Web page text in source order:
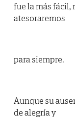
fue la más
atesoraremos
para siempre.
Aunque su
de alegría y